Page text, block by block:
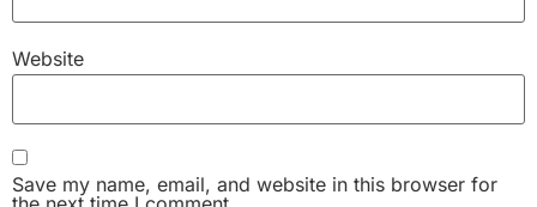
Website
Save my name, email, and website in this browser for